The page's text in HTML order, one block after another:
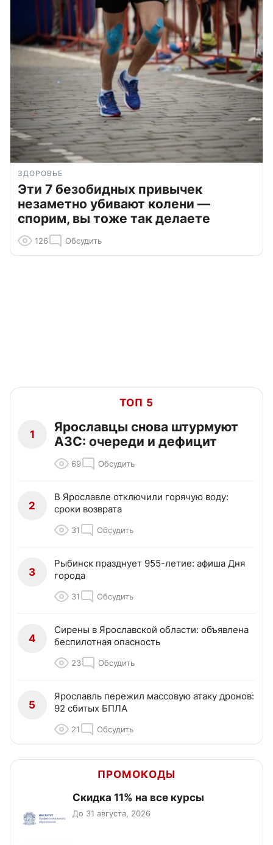
ЗДОРОВЬЕ
Эти 7 безобидных привычек
незаметно убивают колени —
спорим, вы тоже так делаете
126 Обсудить
ТОП 5
1
Ярославцы снова штурмуют
АЗС: очереди и дефицит
69 Обсудить
2
В Ярославле отключили горячую воду:
сроки возврата
31 Обсудить
3
Рыбинск празднует 955-летие: афиша Дня
города
31 Обсудить
4
Сирены в Ярославской области: объявлена
беспилотная опасность
23 Обсудить
5
Ярославль пережил массовую атаку дронов:
92 сбитых БПЛА
21 Обсудить
ПРОМОКОДЫ
Скидка 11% на все курсы
До 31 августа, 2026